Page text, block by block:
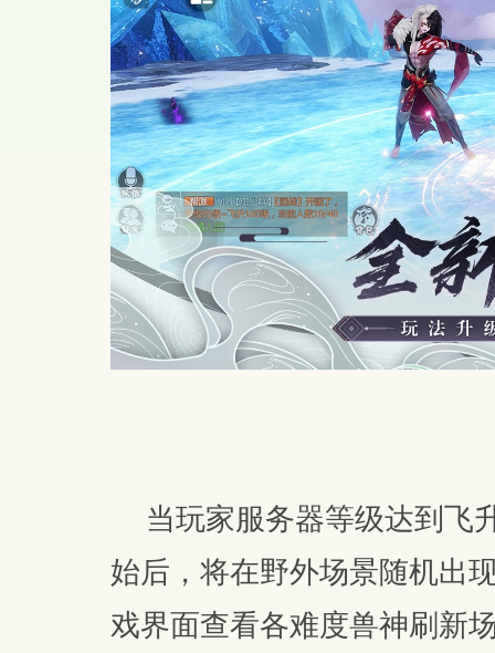
当玩家服务器等级达到飞
始后，将在野外场景随机出
戏界面查看各难度兽神刷新